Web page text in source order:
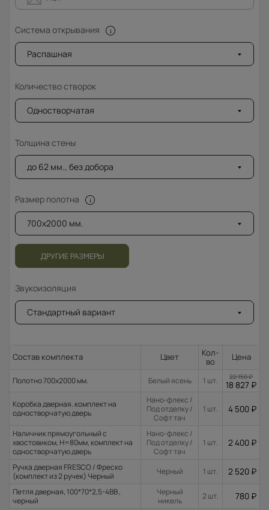
Система открывания
Распашная
Количество створок
Одностворчатая
Толщина стены
до 62 мм., без добора
Размер полотна
700x2000 мм.
ДРУГИЕ РАЗМЕРЫ
Звукоизоляция
Стандартный вариант
Состав комплекта Цвет
Кол-
во
Цена
Полотно 700x2000 мм. Белый ясень 1 шт. 22 150₽
18 827 ₽
Коробка дверная. комплект на
одностворчатую дверь
Нано-флекс /
Под отделку /
Софт тач
1 шт. 4 500 ₽
Наличник прямоугольный с
хвостовиком, H=80мм, комплект на
одностворчатую дверь
Нано-флекс /
Под отделку /
Софт тач
1 шт. 2 400 ₽
Ручка дверная FRESCO / Фреско
(комплект из 2 ручек) Черный
Черный 1 шт. 2 520 ₽
Петля дверная, 100*70*2,5-4ВВ ,
черный
Черный
никель
2 шт. 780 ₽